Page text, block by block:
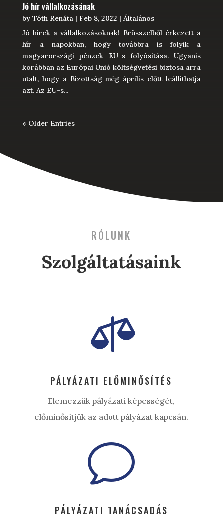
Jó hír vállalkozásának
by Tóth Renáta| Feb 8, 2022 | Általános
Jó hírek a vállalkozásoknak! Brüsszelből érkezett a
hír a napokban, hogy továbbra is folyik a
magyarországi pénzek EU-s folyósítása. Ugyanis
korábban az Európai Unió költségvetési biztosa arra
utalt, hogy a Bizottság még április előtt leállíthatja
azt. Az EU-s...
« Older Entries
RÓLUNK
Szolgáltatásaink

PÁLYÁZATI ELŐMINŐSÍTÉS
Elemezzük pályázati képességét,
előminősítjük az adott pályázat kapcsán.
v
PÁLYÁZATI TANÁCSADÁS